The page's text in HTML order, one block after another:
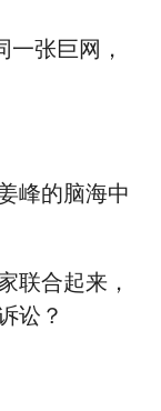
一张巨网，
峰的脑海中
联合起来，
讼？